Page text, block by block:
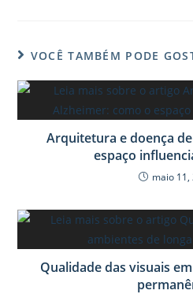
VOCÊ TAMBÉM PODE
Arquitetura e doença
espaço
maio 11,
Qualidade das visuais